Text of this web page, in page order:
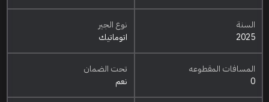
السنة
2025
نوع الجير
اتوماتيك
المسافات المقطوعه
0
تحت الضمان
نعم